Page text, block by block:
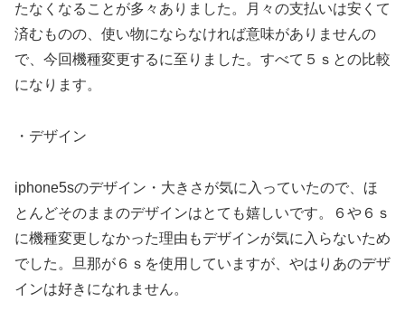
たなくなることが多々ありました。月々の支払いは安くて
済むものの、使い物にならなければ意味がありませんの
で、今回機種変更するに至りました。すべて５ｓとの比較
になります。
・デザイン
iphone5sのデザイン・大きさが気に入っていたので、ほ
とんどそのままのデザインはとても嬉しいです。６や６ｓ
に機種変更しなかった理由もデザインが気に入らないため
でした。旦那が６ｓを使用していますが、やはりあのデザ
インは好きになれません。